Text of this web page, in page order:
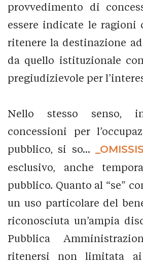
provvedimento di
essere indicate le ragioni
ritenere la destinazione
da quello istituzionale
pregiudizievole per
Nello stesso senso,
concessioni per
pubblico, si so...
_OMISSIS_
esclusivo, anche
pubblico. Quanto al “se”
un uso particolare del
riconosciuta un’ampia
Pubblica
ritenersi non limitata